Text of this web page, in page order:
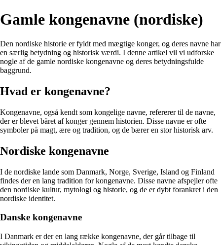
Gamle kongenavne (nordiske)
Den nordiske historie er fyldt med mægtige konger, og deres navne har
en særlig betydning og historisk værdi. I denne artikel vil vi udforske
nogle af de gamle nordiske kongenavne og deres betydningsfulde
baggrund.
Hvad er kongenavne?
Kongenavne, også kendt som kongelige navne, refererer til de navne,
der er blevet båret af konger gennem historien. Disse navne er ofte
symboler på magt, ære og tradition, og de bærer en stor historisk arv.
Nordiske kongenavne
I de nordiske lande som Danmark, Norge, Sverige, Island og Finland
findes der en lang tradition for kongenavne. Disse navne afspejler ofte
den nordiske kultur, mytologi og historie, og de er dybt forankret i den
nordiske identitet.
Danske kongenavne
I Danmark er der en lang række kongenavne, der går tilbage til